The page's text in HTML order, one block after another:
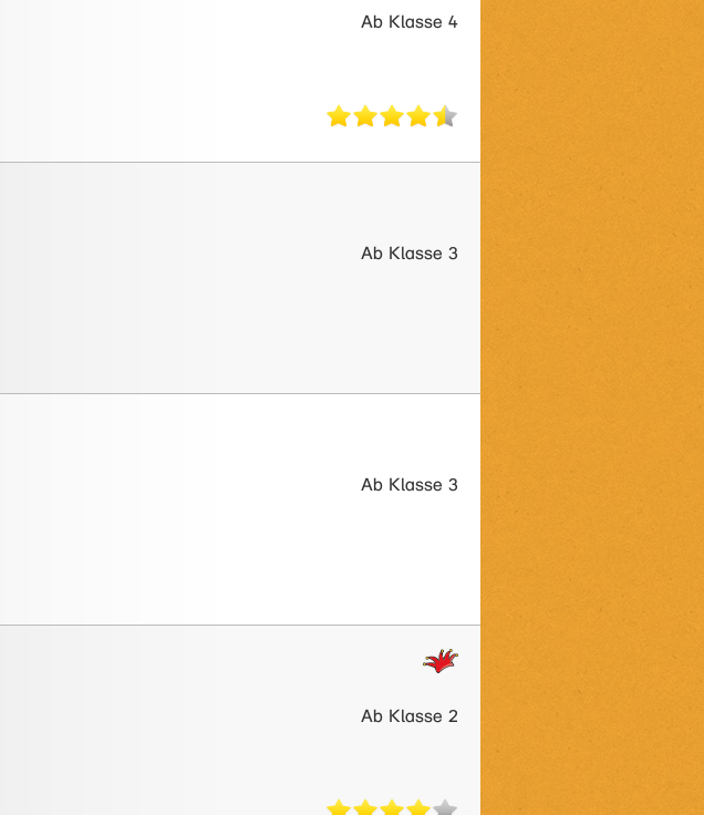
Ab Klasse 4
Ab Klasse 3
Ab Klasse 3
Ab Klasse 2